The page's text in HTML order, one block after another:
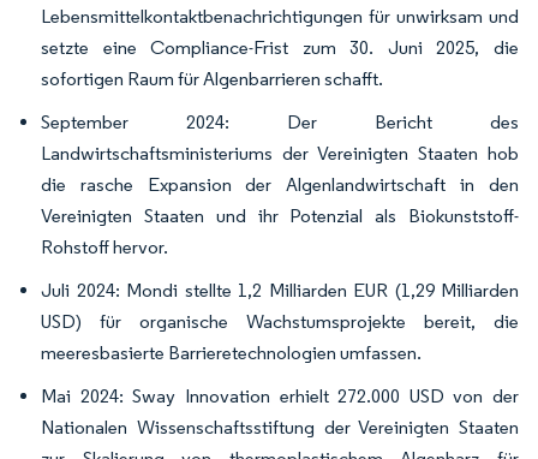
Lebensmittelkontaktbenachrichtigungen für unwirksam und
setzte eine Compliance-Frist zum 30. Juni 2025, die
sofortigen Raum für Algenbarrieren schafft.
September 2024: Der Bericht des
Landwirtschaftsministeriums der Vereinigten Staaten hob
die rasche Expansion der Algenlandwirtschaft in den
Vereinigten Staaten und ihr Potenzial als Biokunststoff-
Rohstoff hervor.
Juli 2024: Mondi stellte 1,2 Milliarden EUR (1,29 Milliarden
USD) für organische Wachstumsprojekte bereit, die
meeresbasierte Barrieretechnologien umfassen.
Mai 2024: Sway Innovation erhielt 272.000 USD von der
Nationalen Wissenschaftsstiftung der Vereinigten Staaten